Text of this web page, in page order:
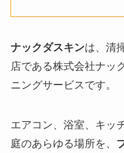
ナックダスキンは、清
店である株式会社ナッ
ニングサービスです。
エアコン、浴室、キッ
庭のあらゆる場所を、